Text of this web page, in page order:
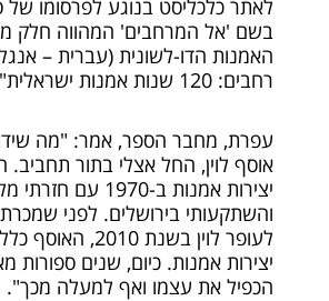
לאתר כלכליסט בנוגע לפרסומו
בשם 'אל המרחבים' המהווה חלק
האמנות הדו-לשונית (עברית –
רחבים: 120 שנות אמנות ישראלית".
עפרת, מחבר הספר, אמר: "מה
אוסף לוין, החל אצלי בתור
יצירות אמנות ב-
והשתקעותי בירושלים. לפני
יצירות אמנות. כיום, שנים ספורות
הכפיל את עצמו ואף למעלה מכך".